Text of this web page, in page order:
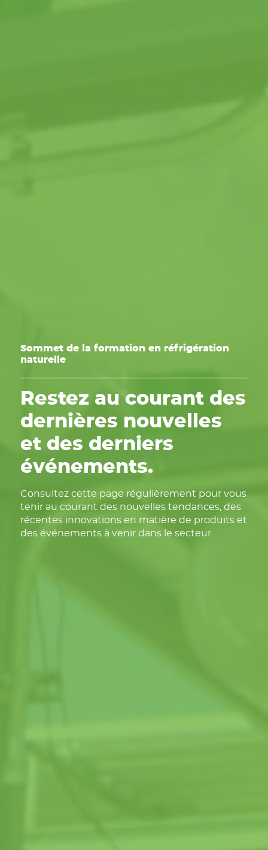
Sommet de la formation en réfrigération
naturelle
Restez au courant des
dernières nouvelles
et des derniers
événements.
Consultez cette page régulièrement pour vous
tenir au courant des nouvelles tendances, des
récentes innovations en matière de produits et
des événements à venir dans le secteur.